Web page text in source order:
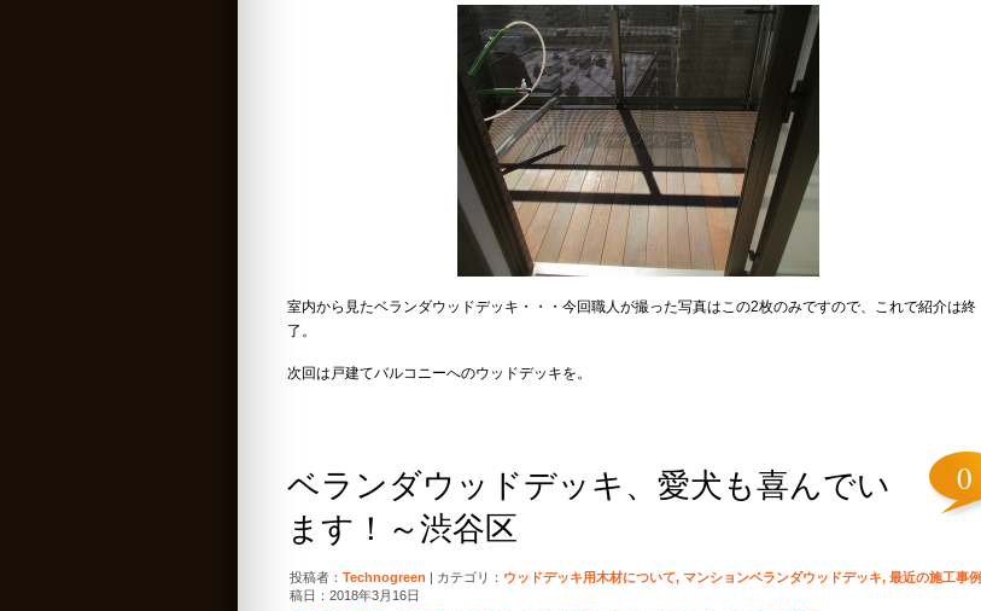
室内から見たベランダウッドデッキ・・・今回職人が撮った写真はこの2枚のみですので、これで紹介は終
了。
次回は戸建てバルコニーへのウッドデッキを。
ベランダウッドデッキ、愛犬も喜んでい
ます！～渋谷区
0
投稿者： Technogreen | カテゴリ： ウッドデッキ用木材について, マンションベランダウッドデッキ, 最近の施工事例
稿日：2018年3月16日